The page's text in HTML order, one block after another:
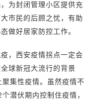
为封闭管理小区提供充
市民的后顾之忧，有助
做好居家防控工作。
，西安疫情拐点一定会
球新冠大流行的背景
集性疫情。虽然疫情不
潜伏期内控制住疫情，